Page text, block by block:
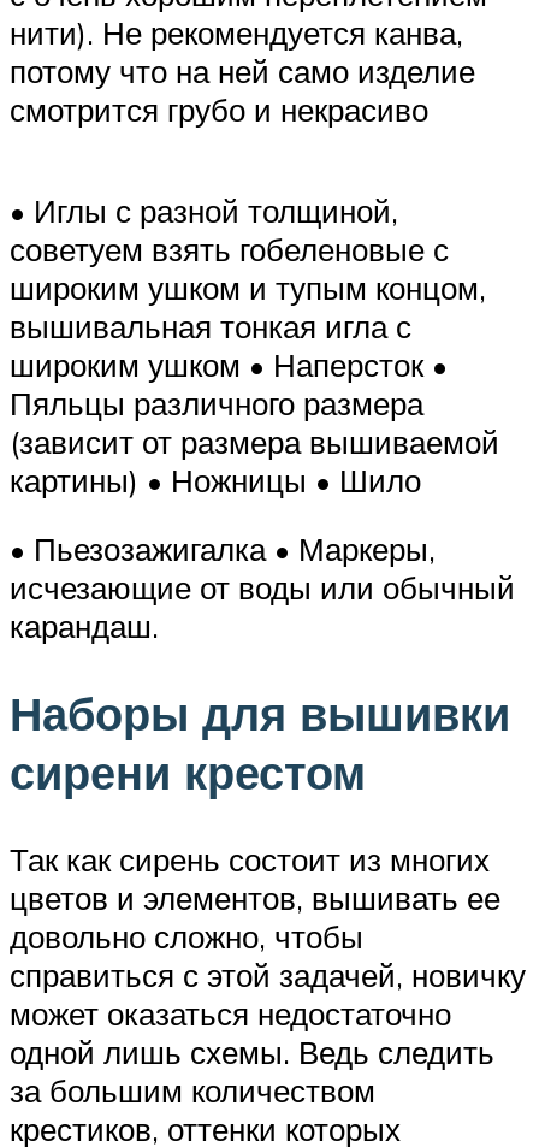
нити). Не рекомендуется канва,
потому что на ней само изделие
смотрится грубо и некрасиво
• Иглы с разной толщиной,
советуем взять гобеленовые с
широким ушком и тупым концом,
вышивальная тонкая игла с
широким ушком • Наперсток •
Пяльцы различного размера
(зависит от размера вышиваемой
картины) • Ножницы • Шило
• Пьезозажигалка • Маркеры,
исчезающие от воды или обычный
карандаш.
Наборы для вышивки
сирени крестом
Так как сирень состоит из многих
цветов и элементов, вышивать ее
довольно сложно, чтобы
справиться с этой задачей, новичку
может оказаться недостаточно
одной лишь схемы. Ведь следить
за большим количеством
крестиков, оттенки которых